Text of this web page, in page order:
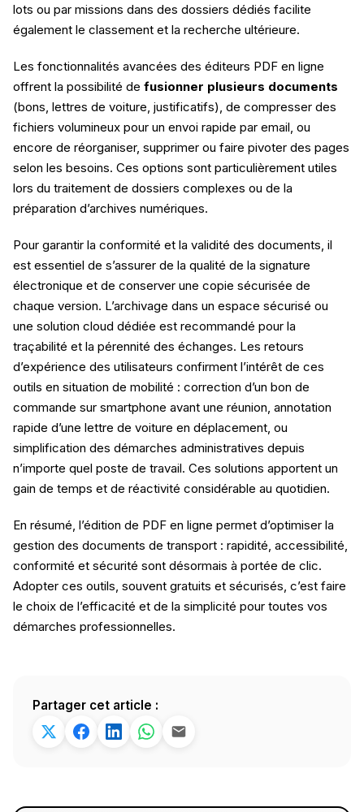
lots ou par missions dans des dossiers dédiés facilite
également le classement et la recherche ultérieure.
Les fonctionnalités avancées des éditeurs PDF en ligne
offrent la possibilité de fusionner plusieurs documents
(bons, lettres de voiture, justificatifs), de compresser des
fichiers volumineux pour un envoi rapide par email, ou
encore de réorganiser, supprimer ou faire pivoter des pages
selon les besoins. Ces options sont particulièrement utiles
lors du traitement de dossiers complexes ou de la
préparation d’archives numériques.
Pour garantir la conformité et la validité des documents, il
est essentiel de s’assurer de la qualité de la signature
électronique et de conserver une copie sécurisée de
chaque version. L’archivage dans un espace sécurisé ou
une solution cloud dédiée est recommandé pour la
traçabilité et la pérennité des échanges. Les retours
d’expérience des utilisateurs confirment l’intérêt de ces
outils en situation de mobilité : correction d’un bon de
commande sur smartphone avant une réunion, annotation
rapide d’une lettre de voiture en déplacement, ou
simplification des démarches administratives depuis
n’importe quel poste de travail. Ces solutions apportent un
gain de temps et de réactivité considérable au quotidien.
En résumé, l’édition de PDF en ligne permet d’optimiser la
gestion des documents de transport : rapidité, accessibilité,
conformité et sécurité sont désormais à portée de clic.
Adopter ces outils, souvent gratuits et sécurisés, c’est faire
le choix de l’efficacité et de la simplicité pour toutes vos
démarches professionnelles.
Partager cet article :